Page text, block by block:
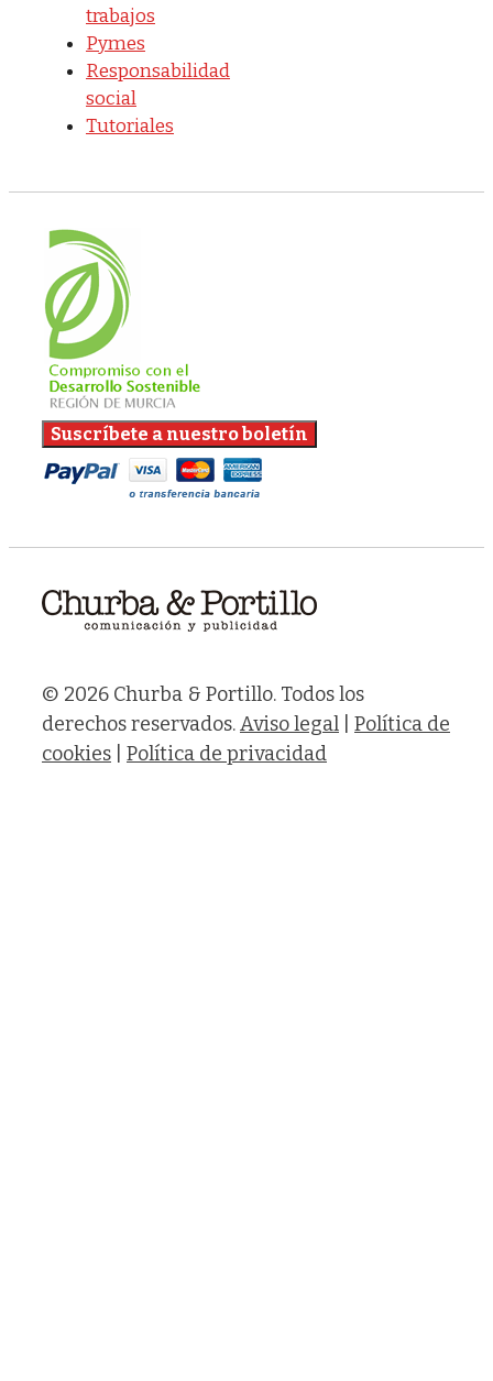
trabajos
Pymes
Responsabilidad
social
Tutoriales
© 2026 Churba & Portillo. Todos los
derechos reservados.Aviso legal
Política de
cookies
Política de privacidad